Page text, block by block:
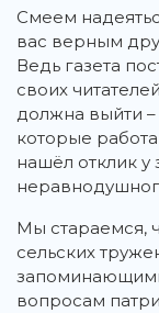
Смеем
вас верным
Ведь газета
своих
должна выйти –
которые
нашёл отклик у
Мы стараемся,
сельских
вопросам